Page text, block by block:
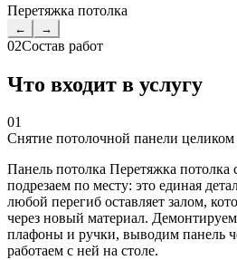
Перетяжка потолка
← →
02Состав работ
Что входит в услугу
01
Снятие потолочной панели
Панель потолка Перетяжка
подрезаем по месту: это единая
любой перегиб оставляет залом,
через новый материал.
плафоны и ручки, выводим панель
работаем с ней на столе.